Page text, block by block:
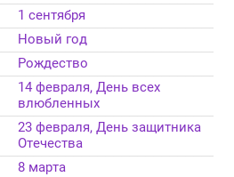
1 сентября
Новый год
Рождество
14 февраля, День всех
влюбленных
23 февраля, День защитника
Отечества
8 марта